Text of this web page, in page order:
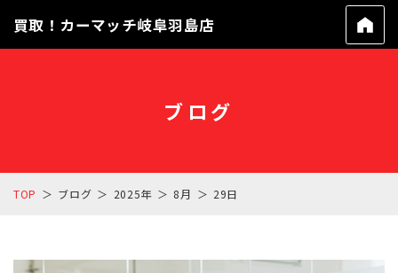
買取！カーマッチ岐阜羽島店
ブログ
TOP ブログ 2025年 8月 29日